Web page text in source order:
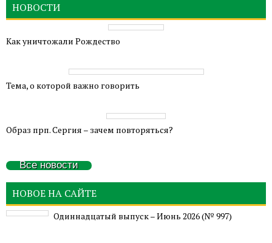
НОВОСТИ
Как уничтожали Рождество
Тема, о которой важно говорить
Образ прп. Сергия – зачем повторяться?
Все новости
НОВОЕ НА САЙТЕ
Одиннадцатый выпуск – Июнь 2026 (№ 997)